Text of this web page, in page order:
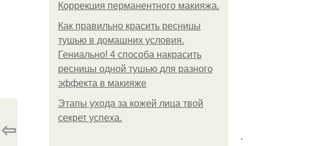
Коррекция перманентного макияжа.
Как правильно красить ресницы
тушью в домашних условия.
Гениально! 4 способа накрасить
ресницы одной тушью для разного
эффекта в макияже
Этапы ухода за кожей лица твой
секрет успеха.
.
⇦